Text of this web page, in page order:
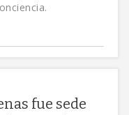
fue sede